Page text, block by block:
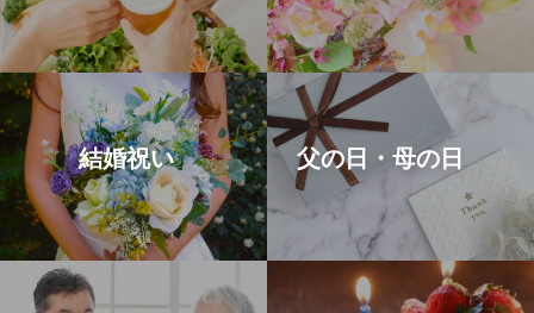
結婚祝い 父の日・母の日